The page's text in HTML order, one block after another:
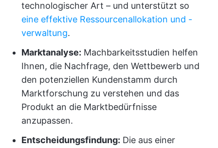
technologischer Art – und unterstützt so
eine effektive Ressourcenallokation und -
verwaltung.
Marktanalyse: Machbarkeitsstudien helfen
Ihnen, die Nachfrage, den Wettbewerb und
den potenziellen Kundenstamm durch
Marktforschung zu verstehen und das
Produkt an die Marktbedürfnisse
anzupassen.
Entscheidungsfindung: Die aus einer